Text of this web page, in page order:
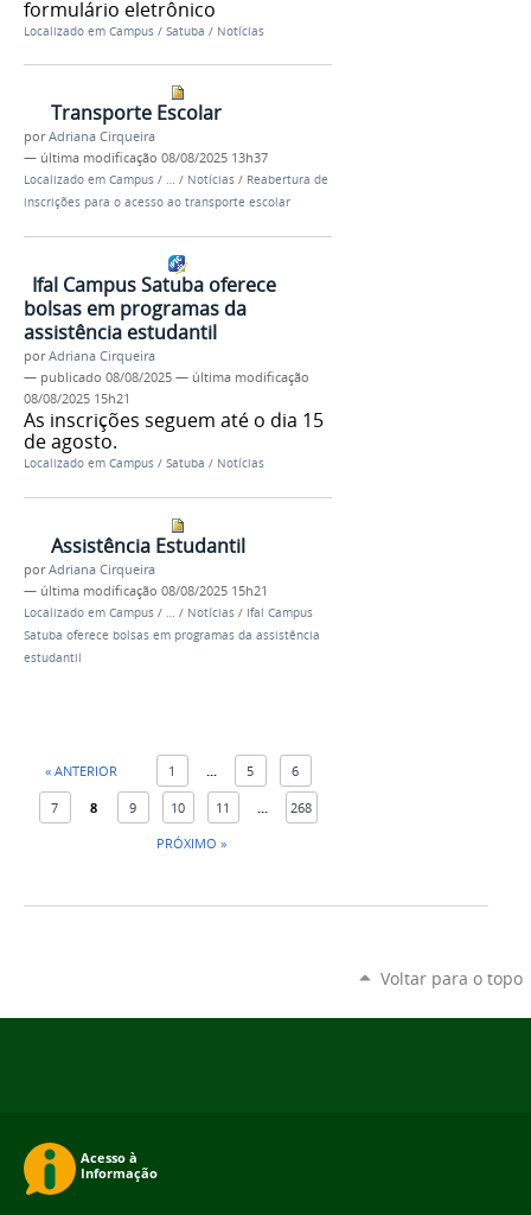
formulário eletrônico
Localizado em Campus / Satuba / Notícias
Transporte Escolar
porAdriana Cirqueira
— última modificação 08/08/2025 13h37
Localizado em Campus / … / Notícias / Reabertura de
inscrições para o acesso ao transporte escolar
Ifal Campus Satuba oferece
bolsas em programas da
assistência estudantil
porAdriana Cirqueira
— publicado 08/08/2025 — última modificação
08/08/2025 15h21
As inscrições seguem até o dia 15
de agosto.
Localizado em Campus / Satuba / Notícias
Assistência Estudantil
porAdriana Cirqueira
— última modificação 08/08/2025 15h21
Localizado em Campus / … / Notícias / Ifal Campus
Satuba oferece bolsas em programas da assistência
estudantil
« ANTERIOR 1 5 6
7 8 9 10 11
268
PRÓXIMO »
Voltar para o topo